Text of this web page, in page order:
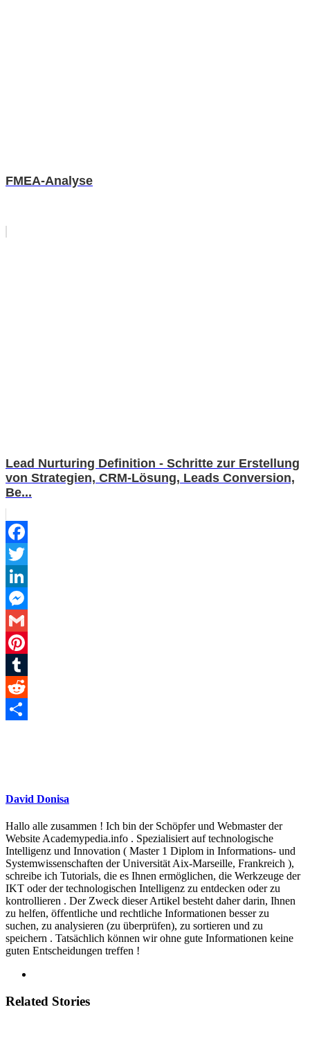
FMEA-Analyse
Lead Nurturing Definition - Schritte zur Erstellung
von Strategien, CRM-Lösung, Leads Conversion,
Be...
Facebook
Twitter
LinkedIn
Messenger
Gmail
Pinterest
Tumblr
Reddit
David Donisa
Hallo alle zusammen ! Ich bin der Schöpfer und Webmaster der
Website Academypedia.info . Spezialisiert auf technologische
Intelligenz und Innovation ( Master 1 Diplom in Informations- und
Systemwissenschaften der Universität Aix-Marseille, Frankreich ),
schreibe ich Tutorials, die es Ihnen ermöglichen, die Werkzeuge der
IKT oder der technologischen Intelligenz zu entdecken oder zu
kontrollieren . Der Zweck dieser Artikel besteht daher darin, Ihnen
zu helfen, öffentliche und rechtliche Informationen besser zu
suchen, zu analysieren (zu überprüfen), zu sortieren und zu
speichern . Tatsächlich können wir ohne gute Informationen keine
guten Entscheidungen treffen !
Related Stories